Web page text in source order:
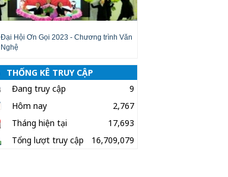
Đại Hội Ơn Gọi 2023 - Chương trình Văn
Nghệ
THỐNG KÊ TRUY CẬP
Đang truy cập
9
Hôm nay
2,767
Tháng hiện tại
17,693
Tổng lượt truy cập
16,709,079